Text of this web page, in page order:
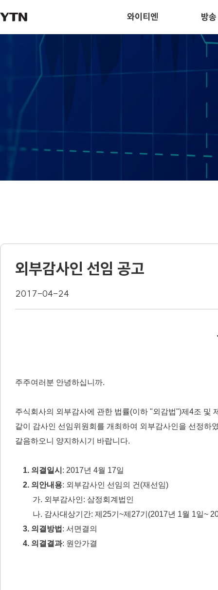
와이티엔 방
외부감사인 선임 공고
2017-04-24
주주여러분 안녕하십니까.
주식회사의 외부감사에 관한 법률(이하 "외감법")제4조 및
같이 감사인 선임위원회를 개최하여 외부감사인을 선정하
갈음하오니 양지하시기 바랍니다.
1. 의결일시 : 2017년 4월 17일
2. 의안내용: 외부감사인 선임의 건(재선임)
가. 외부감사인: 삼정회계법인
나. 감사대상기간: 제25기~제27기(2017년 1월 1일~
3. 의결방법 : 서면결의
4. 의결결과: 원안가결